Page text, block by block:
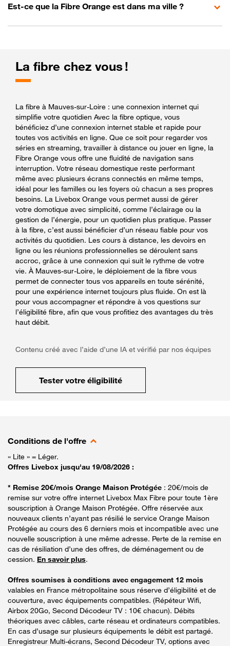
Est-ce que la Fibre Orange est dans ma ville ?
La fibre chez vous !
La fibre à Mauves-sur-Loire : une connexion internet qui
simplifie votre quotidien Avec la fibre optique, vous
bénéficiez d’une connexion internet stable et rapide pour
toutes vos activités en ligne. Que ce soit pour regarder vos
séries en streaming, travailler à distance ou jouer en ligne, la
Fibre Orange vous offre une fluidité de navigation sans
interruption. Votre réseau domestique reste performant
même avec plusieurs écrans connectés en même temps,
idéal pour les familles ou les foyers où chacun a ses propres
besoins. La Livebox Orange vous permet aussi de gérer
votre domotique avec simplicité, comme l’éclairage ou la
gestion de l’énergie, pour un quotidien plus pratique. Passer
à la fibre, c’est aussi bénéficier d’un réseau fiable pour vos
activités du quotidien. Les cours à distance, les devoirs en
ligne ou les réunions professionnelles se déroulent sans
accroc, grâce à une connexion qui suit le rythme de votre
vie. À Mauves-sur-Loire, le déploiement de la fibre vous
permet de connecter tous vos appareils en toute sérénité,
pour une expérience internet toujours plus fluide. On est là
pour vous accompagner et répondre à vos questions sur
l’éligibilité fibre, afin que vous profitiez des avantages du très
haut débit.
Contenu créé avec l’aide d’une IA et vérifié par nos équipes
Tester votre éligibilité
Conditions de l'offre
« Lite » = Léger.
Offres Livebox jusqu'au 19/08/2026 :
* Remise 20€/mois Orange Maison Protégée : 20€/mois de
remise sur votre offre internet Livebox Max Fibre pour toute 1ère
souscription à Orange Maison Protégée. Offre réservée aux
nouveaux clients n’ayant pas résilié le service Orange Maison
Protégée au cours des 6 derniers mois et incompatible avec une
nouvelle souscription à une même adresse. Perte de la remise en
cas de résiliation d’une des offres, de déménagement ou de
cession. En savoir plus.
Offres soumises à conditions avec engagement 12 mois
valables en France métropolitaine sous réserve d’éligibilité et de
couverture, avec équipements compatibles. (Répéteur Wifi,
Airbox 20Go, Second Décodeur TV : 10€ chacun). Débits
théoriques avec câbles, carte réseau et ordinateurs compatibles.
En cas d’usage sur plusieurs équipements le débit est partagé.
Enregistreur Multi-écrans, Second Décodeur TV, options avec